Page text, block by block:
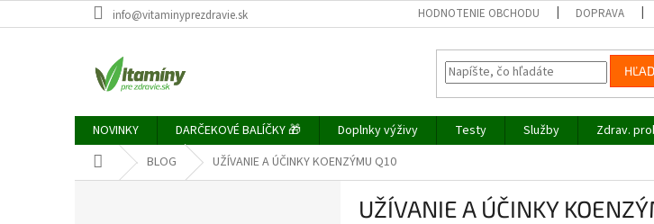
na
info@vitaminyprezdravie.sk HODNOTENIE OBCHODU DOPRAVA
NOVINKY DARČEKOVÉ BALÍČKY 🎁 Doplnky výživy Testy Služby Zdrav.
DomovBLOG UŽÍVANIE A ÚČINKY KOENZÝMU Q10
UŽÍVANIE A ÚČINKY